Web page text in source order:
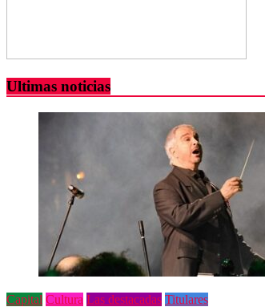
Ultimas noticias
Capital Cultura Las destacadas Titulares